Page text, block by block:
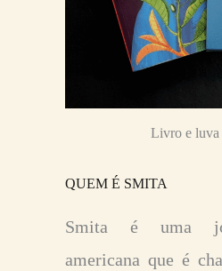
Livro e luva
QUEM É SMITA
Smita é uma
americana que é